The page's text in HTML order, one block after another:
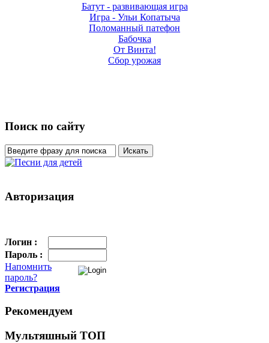
Батут - развивающая игра
Игра - Ульи Копатыча
Поломанный патефон
Бабочка
От Винта!
Сбор урожая
Поиск по сайту
Авторизация
Логин :
Пароль :
Напомнить
пароль?
Регистрация
Рекомендуем
Мультяшный ТОП